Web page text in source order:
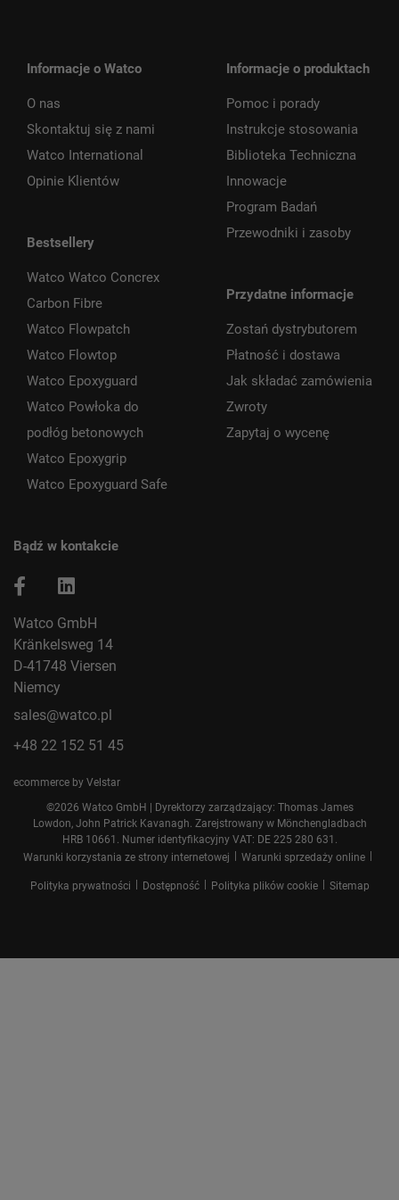
Informacje o Watco
O nas
Skontaktuj się z nami
Watco International
Opinie Klientów
Bestsellery
Watco Watco Concrex
Carbon Fibre
Watco Flowpatch
Watco Flowtop
Watco Epoxyguard
Watco Powłoka do
podłóg betonowych
Watco Epoxygrip
Watco Epoxyguard Safe
Informacje o produktach
Pomoc i porady
Instrukcje stosowania
Biblioteka Techniczna
Innowacje
Program Badań
Przewodniki i zasoby
Przydatne informacje
Zostań dystrybutorem
Płatność i dostawa
Jak składać zamówienia
Zwroty
Zapytaj o wycenę
Bądź w kontakcie
Watco GmbH
Kränkelsweg 14
D-41748 Viersen
Niemcy
sales@watco.pl
+48 22 152 51 45
ecommerce by Velstar
©2026 Watco GmbH | Dyrektorzy zarządzający: Thomas James
Lowdon, John Patrick Kavanagh. Zarejstrowany w Mönchengladbach
HRB 10661. Numer identyfikacyjny VAT: DE 225 280 631.
Warunki korzystania ze strony internetowej
Warunki sprzedaży online
Polityka prywatności Dostępność Polityka plików cookie Sitemap